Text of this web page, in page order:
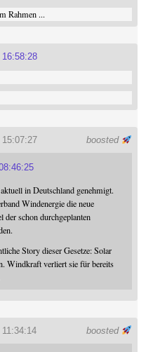
Rahmen ...
boosted
in Deutschland genehmigt.
Windenergie die neue
schon durchgeplanten
Story dieser Gesetze: Solar
Windkraft verliert sie für bereits
boosted